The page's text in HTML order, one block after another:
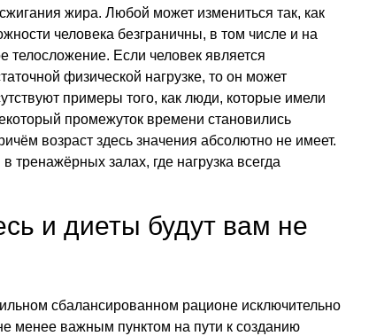
жира. Любой может измениться так, как
человека безграничны, в том числе и на
телосложение. Если человек является
физической нагрузке, то он может
примеры того, как люди, которые имели
промежуток времени становились
возраст здесь значения абсолютно не имеет.
тренажёрных залах, где нагрузка всегда
и диеты будут вам не
сбалансированном рационе исключительно
менее важным пунктом на пути к созданию